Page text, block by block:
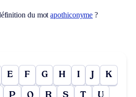
du motapothiconyme ?
E F G H I J K